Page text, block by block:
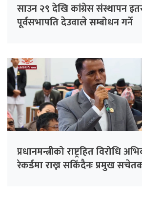
साउन २९ देखि कांग्रेस संस्थापन
पूर्वसभापति देउवाले सम्बोधन गर्ने
प्रधानमन्त्रीको राष्ट्रहित विरोधि
रेकर्डमा राख्न सकिँदैनः प्रमुख